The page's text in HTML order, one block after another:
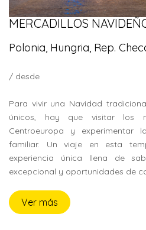
MERCADILLOS
Polonia, Hungria, Rep.
/ desde
Para vivir una Navidad
únicos, hay que visitar los
Centroeuropa y experimentar
familiar. Un viaje en esta
experiencia única llena de
excepcional y oportunidades de
Ver más